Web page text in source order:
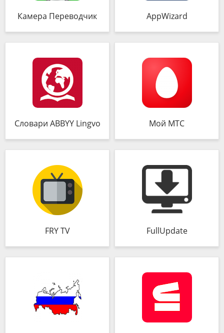
Камера Переводчик AppWizard
Словари ABBYY Lingvo Мой МТС
FRY TV FullUpdate